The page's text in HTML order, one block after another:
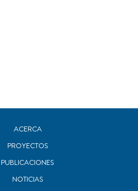
ACERCA
PROYECTOS
PUBLICACIONES
NOTICIAS